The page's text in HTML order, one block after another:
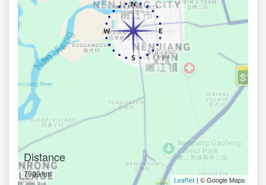
Distance
7909 km
Leaflet | © Google Maps